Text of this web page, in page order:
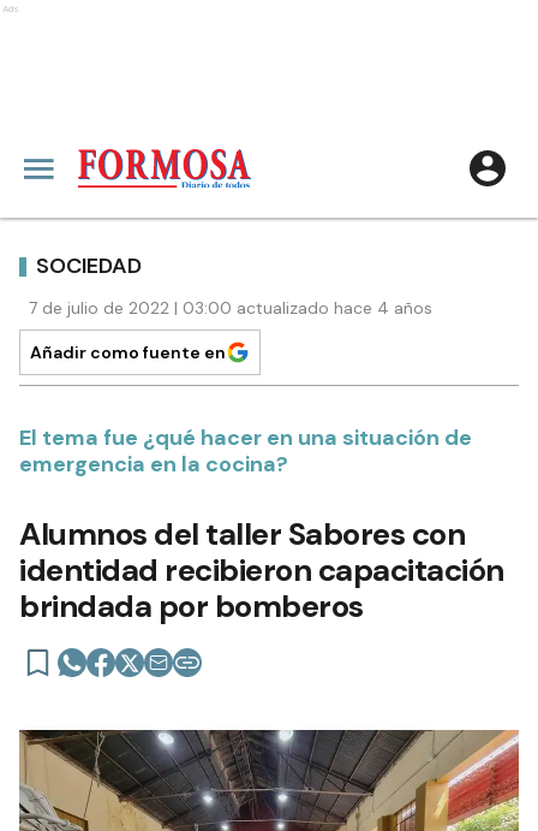
Ads
SOCIEDAD
7 de julio de 2022 | 03:00 actualizado hace 4 años
Añadir como fuente en
El tema fue ¿qué hacer en una situación de
emergencia en la cocina?
Alumnos del taller Sabores con
identidad recibieron capacitación
brindada por bomberos